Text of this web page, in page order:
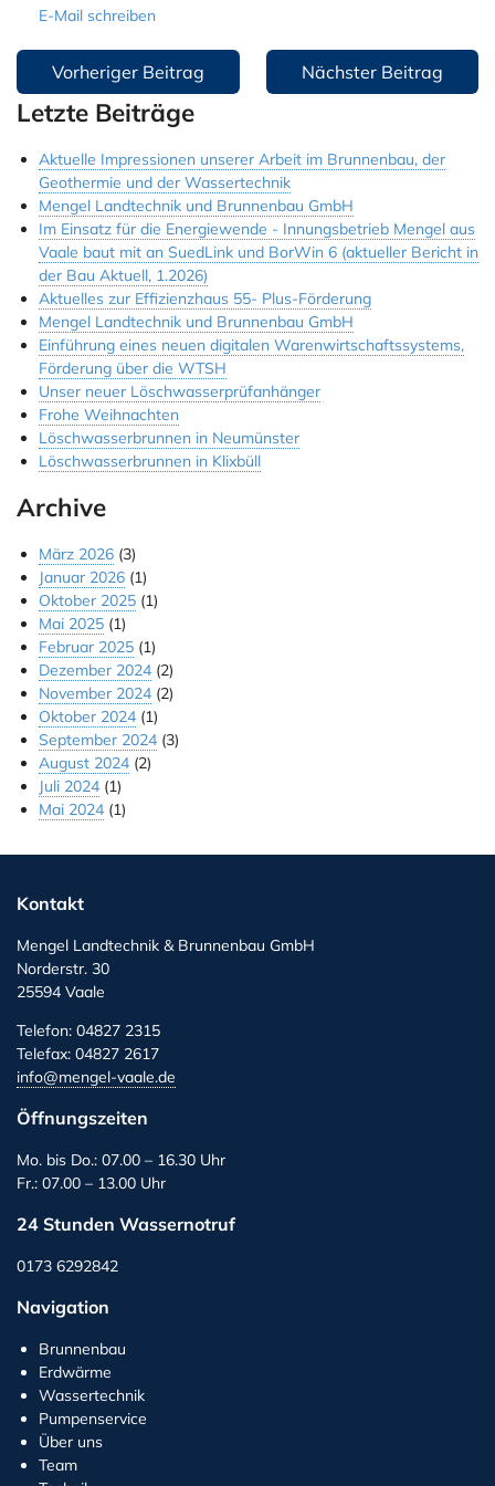
Referenzen
Kontakt
Instagram
E-Mail schreiben
Beitragsnavigation
Vorheriger Beitrag Nächster Beitrag
Letzte Beiträge
Aktuelle Impressionen unserer Arbeit im Brunnenbau, der
Geothermie und der Wassertechnik
Mengel Landtechnik und Brunnenbau GmbH
Im Einsatz für die Energiewende - Innungsbetrieb Mengel aus
Vaale baut mit an SuedLink und BorWin 6 (aktueller Bericht in
der Bau Aktuell, 1.2026)
Aktuelles zur Effizienzhaus 55- Plus-Förderung
Mengel Landtechnik und Brunnenbau GmbH
Einführung eines neuen digitalen Warenwirtschaftssystems,
Förderung über die WTSH
Unser neuer Löschwasserprüfanhänger
Frohe Weihnachten
Löschwasserbrunnen in Neumünster
Löschwasserbrunnen in Klixbüll
Archive
März 2026 (3)
Januar 2026 (1)
Oktober 2025 (1)
Mai 2025 (1)
Februar 2025 (1)
Dezember 2024 (2)
November 2024 (2)
Oktober 2024 (1)
September 2024 (3)
August 2024 (2)
Juli 2024 (1)
Mai 2024 (1)
Kontakt
Mengel Landtechnik & Brunnenbau GmbH
Norderstr. 30
25594 Vaale
Telefon: 04827 2315
Telefax: 04827 2617
info@mengel-vaale.de
Öffnungszeiten
Mo. bis Do.: 07.00 – 16.30 Uhr
Fr.: 07.00 – 13.00 Uhr
24 Stunden Wassernotruf
0173 6292842
Navigation
Brunnenbau
Erdwärme
Wassertechnik
Pumpenservice
Über uns
Team